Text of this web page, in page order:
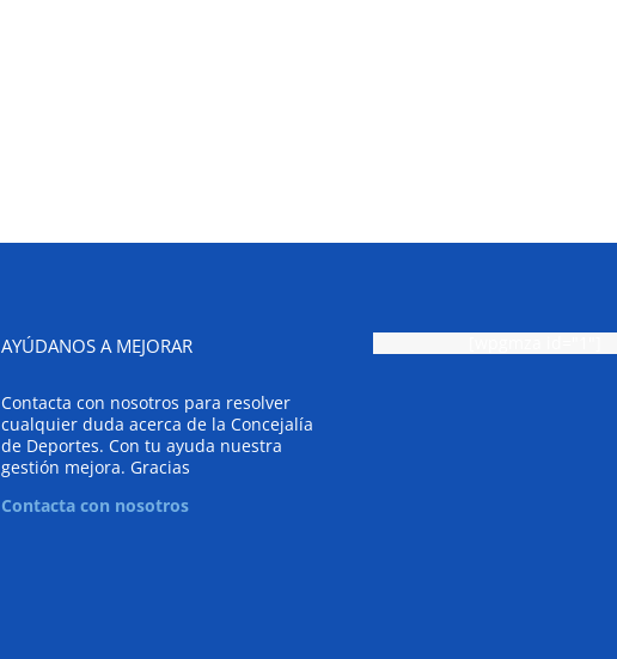
AYÚDANOS A MEJORAR
Contacta con nosotros para resolver
cualquier duda acerca de la Concejalía
de Deportes. Con tu ayuda nuestra
gestión mejora. Gracias
Contacta con nosotros